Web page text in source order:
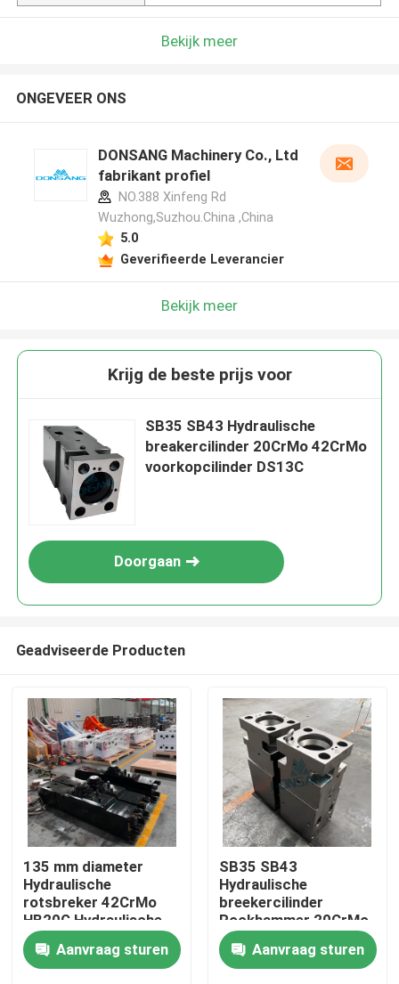
Huis
Bekijk meer
ONGEVEER ONS
DONSANG Machinery Co., Ltd
fabrikant profiel
NO.388 Xinfeng Rd
Wuzhong,Suzhou.China ,China
5.0
Geverifieerde Leverancier
Bekijk meer
Krijg de beste prijs voor
SB35 SB43 Hydraulische
breakercilinder 20CrMo 42CrMo
voorkopcilinder DS13C
Doorgaan
Geadviseerde Producten
135 mm diameter
Hydraulische
rotsbreker 42CrMo
HB20G Hydraulische
rotsbreker Cylinder
Rock DS13C Hammer
Spare parts
Aanvraag sturen
SB35 SB43
Hydraulische
breekercilinder
Rockhammer 20CrMo
42CrMo
voorkopcilinder
DS13C
Aanvraag sturen